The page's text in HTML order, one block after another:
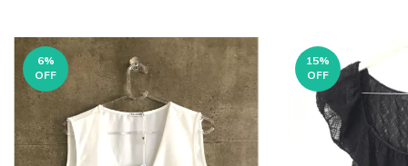
6%
OFF
15%
OFF